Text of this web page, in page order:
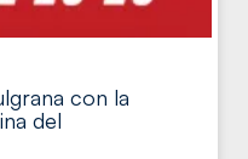
con la
del